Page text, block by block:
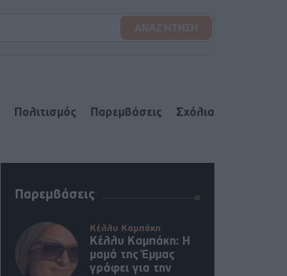
Πολιτισμός Παρεμβάσεις Σχόλια
Παρεμβάσεις
Κέλλυ Καμπάκη
Κέλλυ Καμπάκη: Η
μαμά της Έμμας
γράφει για την